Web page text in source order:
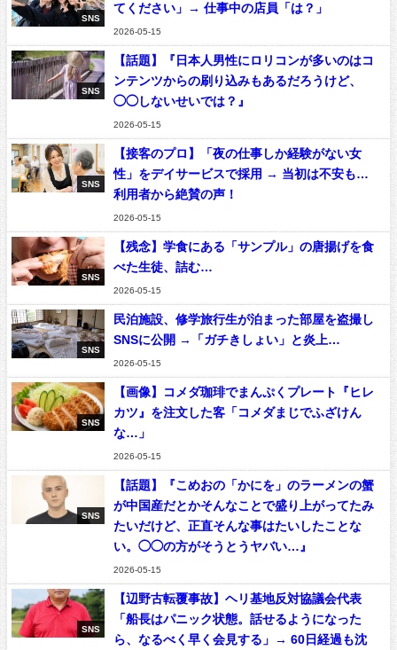
SNS
てください」→ 仕事中の店員「は？」
2026-05-15
SNS
【話題】『日本人男性にロリコンが多いのはコ
ンテンツからの刷り込みもあるだろうけど、
◯◯しないせいでは？』
2026-05-15
SNS
【接客のプロ】「夜の仕事しか経験がない女
性」をデイサービスで採用 → 当初は不安も…
利用者から絶賛の声！
2026-05-15
SNS
【残念】学食にある「サンプル」の唐揚げを食
べた生徒、詰む…
2026-05-15
SNS
民泊施設、修学旅行生が泊まった部屋を盗撮し
SNSに公開 →「ガチきしょい」と炎上…
2026-05-15
SNS
【画像】コメダ珈琲でまんぷくプレート『ヒレ
カツ』を注文した客「コメダまじでふざけん
な…」
2026-05-15
SNS
【話題】『こめおの「かにを」のラーメンの蟹
が中国産だとかそんなことで盛り上がってたみ
たいだけど、正直そんな事はたいしたことな
い。◯◯の方がそうとうヤバい…』
2026-05-15
SNS
【辺野古転覆事故】ヘリ基地反対協議会代表
「船長はパニック状態。話せるようになった
ら、なるべく早く会見する」→ 60日経過も沈